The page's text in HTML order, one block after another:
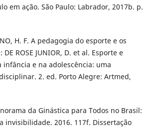
em ação. São Paulo: Labrador, 2017b. p.
H. F. A pedagogia do esporte e os
ROSE JUNIOR, D. et al. Esporte e
e na adolescência: uma
2. ed. Porto Alegre: Artmed,
da Ginástica para Todos no Brasil:
invisibilidade. 2016. 117f. Dissertação